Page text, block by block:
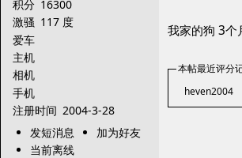
积分 16300
激骚 117 度
爱车
主机
相机
手机
注册时间 2004-3-28
发短消息
加为好友
当前离线
我家的狗 3
本帖最近评分
heven2004